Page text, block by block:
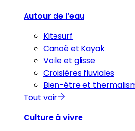
Autour de l’eau
Kitesurf
Canoë et Kayak
Voile et glisse
Croisières fluviales
Bien-être et
Tout voir
Culture à vivre